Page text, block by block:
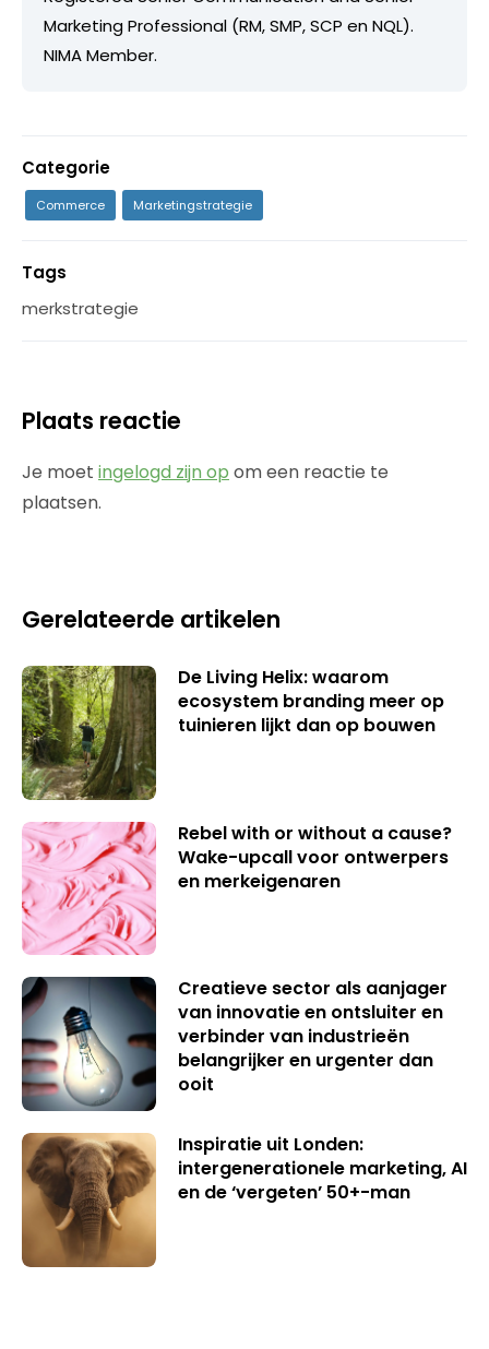
Marketing Professional (RM, SMP, SCP en NQL).
NIMA Member.
Categorie
Commerce Marketingstrategie
Tags
merkstrategie
Plaats reactie
Je moet ingelogd zijn op om een reactie te
plaatsen.
Gerelateerde artikelen
De Living Helix: waarom
ecosystem branding meer op
tuinieren lijkt dan op bouwen
Rebel with or without a cause?
Wake-upcall voor ontwerpers
en merkeigenaren
Creatieve sector als aanjager
van innovatie en ontsluiter en
verbinder van industrieën
belangrijker en urgenter dan
ooit
Inspiratie uit Londen:
intergenerationele marketing, AI
en de ‘vergeten’ 50+-man